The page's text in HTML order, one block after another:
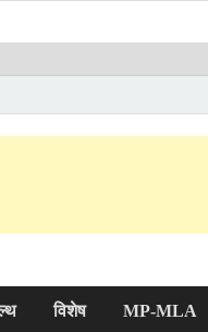
विशेष MP-MLA